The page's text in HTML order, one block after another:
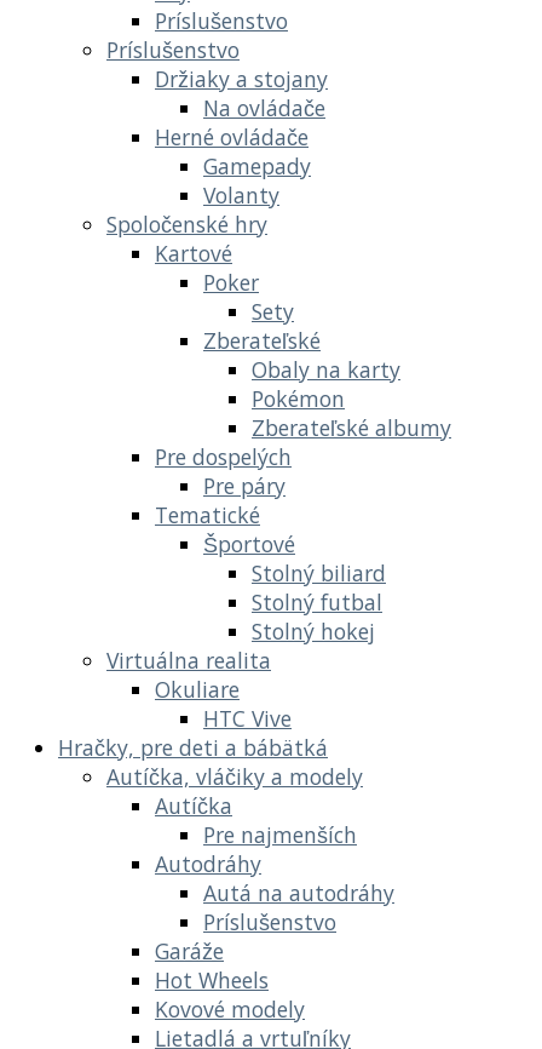
Príslušenstvo
Príslušenstvo
Držiaky a stojany
Na ovládače
Herné ovládače
Gamepady
Volanty
Spoločenské hry
Kartové
Poker
Sety
Zberateľské
Obaly na karty
Pokémon
Zberateľské albumy
Pre dospelých
Pre páry
Tematické
Športové
Stolný biliard
Stolný futbal
Stolný hokej
Virtuálna realita
Okuliare
HTC Vive
Hračky, pre deti a bábätká
Autíčka, vláčiky a modely
Autíčka
Pre najmenších
Autodráhy
Autá na autodráhy
Príslušenstvo
Garáže
Hot Wheels
Kovové modely
Lietadlá a vrtuľníky